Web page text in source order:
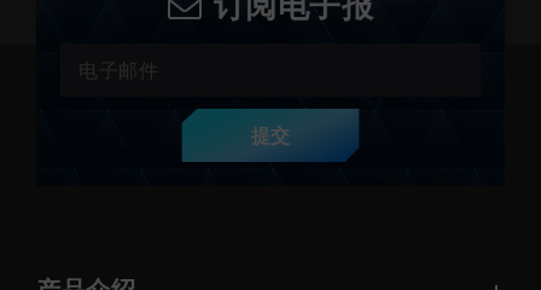
订阅电子报
提交